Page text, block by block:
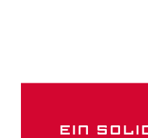
EIN